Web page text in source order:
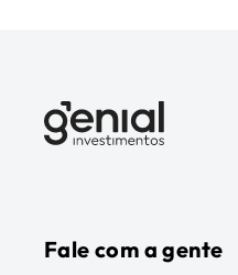
Fale com a gente